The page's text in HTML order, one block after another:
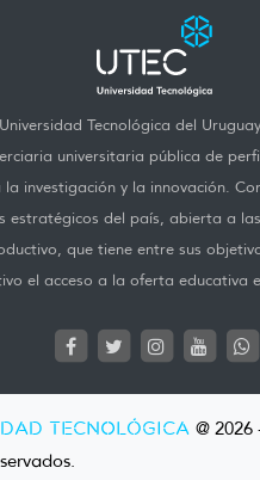
Tecnológica del
universitaria pública de
investigación y la innovación.
estratégicos del país, abierta a
que tiene entre sus
el acceso a la oferta educativa
TECNOLÓGICA @ 2026